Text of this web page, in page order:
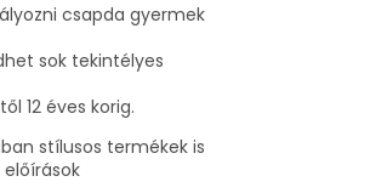
csapda gyermek
sok tekintélyes
12 éves korig.
stílusos termékek is